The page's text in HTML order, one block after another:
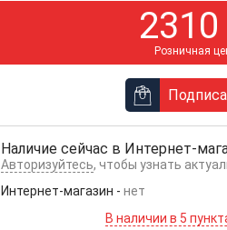
2310
Розничная
Наличие сейчас в Интернет-
Авторизуйтесь, чтобы узнать
Интернет-магазин - нет
В наличии в 5